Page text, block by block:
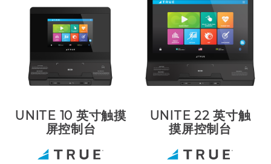
UNITE 10 英寸触摸
屏控制台
UNITE 22 英寸触
摸屏控制台